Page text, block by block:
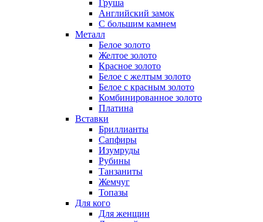
Груша
Английский замок
С большим камнем
Металл
Белое золото
Желтое золото
Красное золото
Белое с желтым золото
Белое с красным золото
Комбинированное золото
Платина
Вставки
Бриллианты
Сапфиры
Изумруды
Рубины
Танзаниты
Жемчуг
Топазы
Для кого
Для женщин